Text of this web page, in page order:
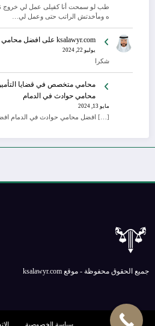
طب لو سمحت أنا كفيلى عمل لي خروج
ه ومأخدتش الراتب حتى وعمل لي…
ksalawyr.com على افضل
يوليو 22, 2024
شكرا
محامي متخصص في قضايا
محامي حوادث في الدمام
مايو 13, 2024
[…] افضل محامي حوادث في الدمام
جميع الحقوق محفوظة - موقع ksalawyr.com
سياسة الخصوصية